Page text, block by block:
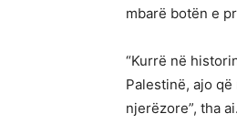
mbarë botën e
“Kurrë në
Palestinë, ajo
njerëzore”, tha ai.